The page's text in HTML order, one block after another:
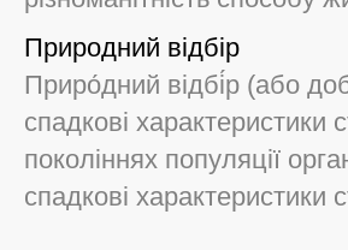
Природний відбір
Приро́дний відбі́р (або
спадкові
поколіннях популяції
спадкові